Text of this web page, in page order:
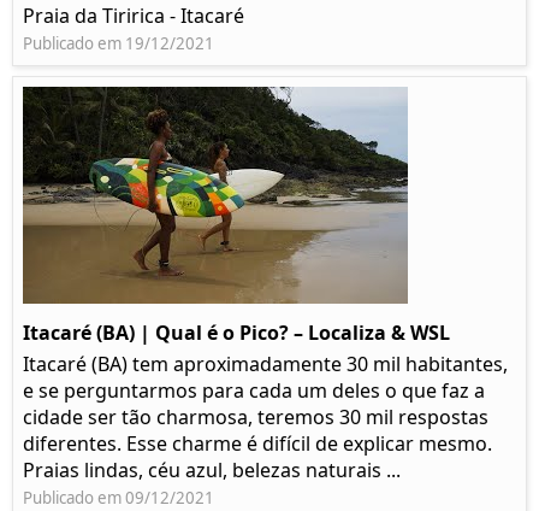
Praia da Tiririca - Itacaré
Publicado em 19/12/2021
Itacaré (BA) | Qual é o Pico? – Localiza & WSL​​
Itacaré (BA) tem aproximadamente 30 mil habitantes,
e se perguntarmos para cada um deles o que faz a
cidade ser tão charmosa, teremos 30 mil respostas
diferentes. Esse charme é difícil de explicar mesmo.
Praias lindas, céu azul, belezas naturais ...
Publicado em 09/12/2021